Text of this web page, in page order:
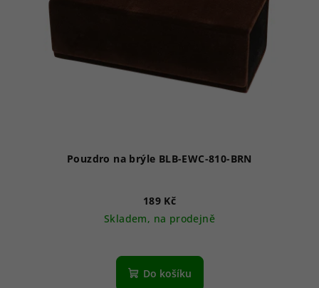
Pouzdro na brýle BLB-EWC-810-BRN
189 Kč
Skladem, na prodejně
Do košíku